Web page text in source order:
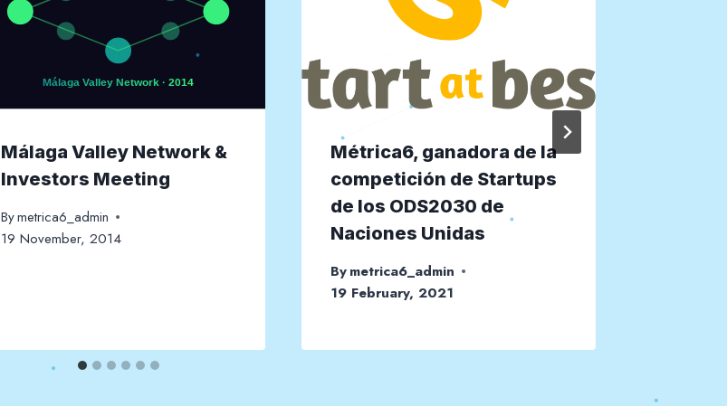
Málaga Valley Network &
Investors Meeting
Bymetrica6_admin
19 November, 2014
Métrica6, ganadora de la
competición de Startups
de los ODS2030 de
Naciones Unidas
Bymetrica6_admin
19 February, 2021